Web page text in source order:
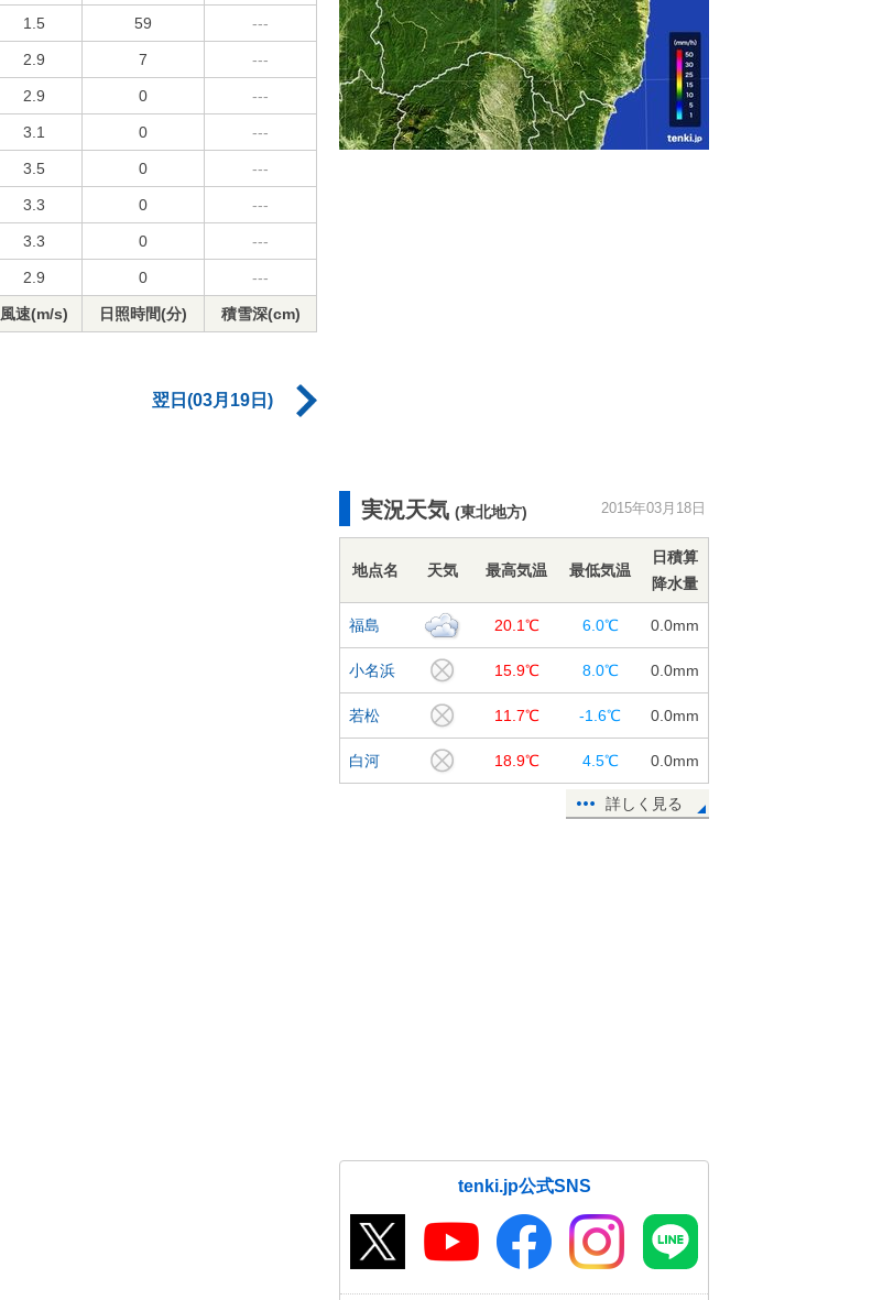
1.5 59 ---
2.9 7 ---
2.9 0 ---
3.1 0 ---
3.5 0 ---
3.3 0 ---
3.3 0 ---
2.9 0 ---
風速(m/s) 日照時間(分) 積雪深(cm)
翌日(03月19日)
実況天気 (東北地方) 2015年03月18日
地点名 天気 最高気温 最低気温
日積算
降水量
福島 20.1℃ 6.0℃ 0.0mm
小名浜 15.9℃ 8.0℃ 0.0mm
若松 11.7℃ -1.6℃ 0.0mm
白河 18.9℃ 4.5℃ 0.0mm
詳しく見る
tenki.jp公式SNS